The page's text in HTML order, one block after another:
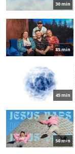
30 min
85 min
45 min
50 min